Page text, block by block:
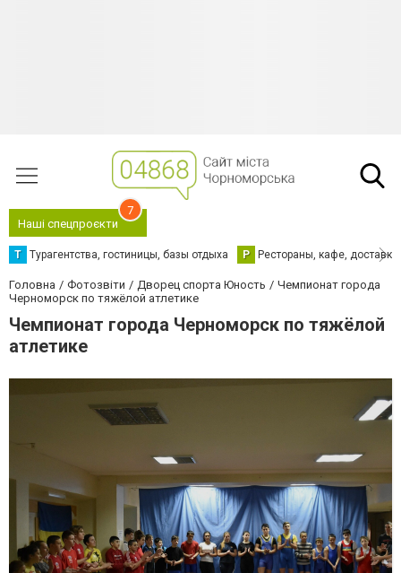
Наші спецпроєкти
7
Т Турагентства, гостиницы, базы отдыха Р Рестораны, кафе,
Головна Фотозвіти Дворец спорта Юность
Чемпионат города
Черноморск по тяжёлой атлетике
Чемпионат города Черноморск по тяжёлой
атлетике